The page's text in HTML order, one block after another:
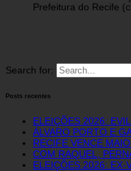
Prefeitura do Recife
Search for:
Posts recentes
ELEIÇÕES 2026:
ÁLVARO PORTO E
RECIFE VENCE
COM RAQUEL,
ELEIÇÕES 2026: EX-